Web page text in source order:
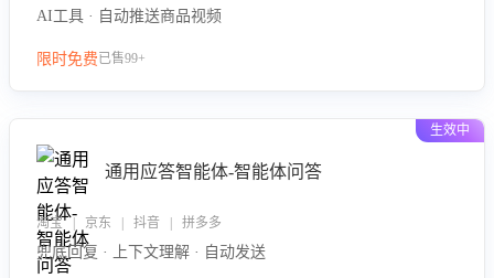
AI工具 · 自动推送商品视频
限时免费已售99+
生效中
通用应答智能体-智能体问答
淘宝 | 京东 | 抖音 | 拼多多
兜底回复 · 上下文理解 · 自动发送